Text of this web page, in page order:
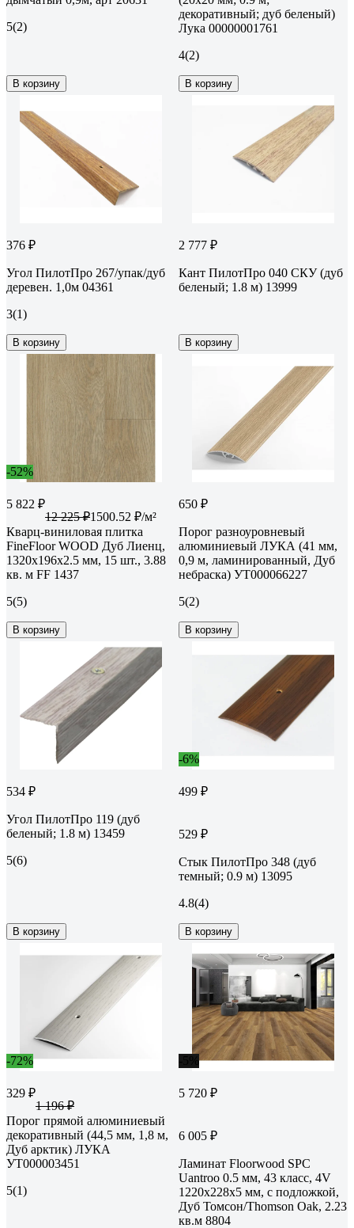
5(2)
В корзину
декоративный; дуб беленый)
Лука 00000001761
4(2)
В корзину
376 ₽
Угол ПилотПро 267/упак/дуб
деревен. 1,0м 04361
3(1)
В корзину
2 777 ₽
Кант ПилотПро 040 СКУ (дуб
беленый; 1.8 м) 13999
В корзину
-52%
5 822 ₽
12 225 ₽1500.52 ₽/м²
Кварц-виниловая плитка
FineFloor WOOD Дуб Лиенц,
1320х196х2.5 мм, 15 шт., 3.88
кв. м FF 1437
5(5)
В корзину
650 ₽
Порог разноуровневый
алюминиевый ЛУКА (41 мм,
0,9 м, ламинированный, Дуб
небраска) УТ000066227
5(2)
В корзину
534 ₽
Угол ПилотПро 119 (дуб
беленый; 1.8 м) 13459
5(6)
В корзину
-6%
499 ₽
529 ₽
Стык ПилотПро 348 (дуб
темный; 0.9 м) 13095
4.8(4)
В корзину
-72%
329 ₽
1 196 ₽
Порог прямой алюминиевый
декоративный (44,5 мм, 1,8 м,
Дуб арктик) ЛУКА
УТ000003451
5(1)
5 720 ₽
6 005 ₽
Ламинат Floorwood SPC
Uantroo 0.5 мм, 43 класс, 4V
1220x228x5 мм, c подложкой,
Дуб Томсон/Thomson Oak, 2.23
кв.м 8804